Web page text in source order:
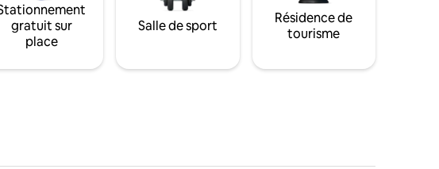
gratuit sur
place
Salle de sport
Résidence de
tourisme